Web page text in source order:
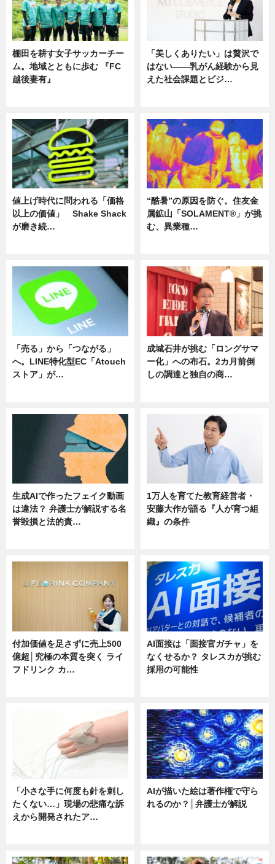
棚田を耕す女子サッカーチー
ム。地域とともに歩む 『FC
越後妻有』
「美しくありたい」は贅沢で
はない――乳がん経験から見
えた社会課題とビジ…
値上げ時代に問われる「価格
以上の価値」 Shake Shack
が磨き続…
“酷暑”の原因を防ぐ。住友金
属鉱山「SOLAMENT®」が挑
む、異業種…
「売る」から「つながる」
へ。LINE特化型EC「Atouch
ストア」が…
成城石井が挑む「ロングサマ
ー化」への布石。2カ月前倒
しの調達と独自の商…
生成AIで作ったフェイク動画
は違法？ 弁護士が解説する名
誉毀損と法的責…
1万人を育てた教育経営者・
安藤大作が語る『人が育つ組
織』の条件
付加価値を足さずに売上500
億超│究極の本質を突く ライ
フドリンク カ…
AI面接は「面接官ガチャ」を
なくせるか？ タレスカが挑む
採用の可能性
「小さな手に何度も針を刺し
たくない…」現場の悲痛な訴
えから開発されたア…
AIが描いた絵は著作権で守ら
れるのか？│弁護士が解説